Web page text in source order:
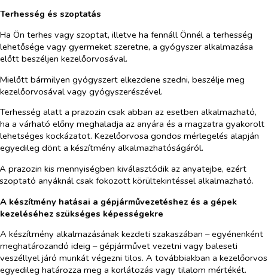
Terhesség és szoptatás
Ha Ön terhes vagy szoptat, illetve ha fennáll Önnél a terhesség
lehetősége vagy gyermeket szeretne, a gyógyszer alkalmazása
előtt beszéljen kezelőorvosával.
Mielőtt bármilyen gyógyszert elkezdene szedni, beszélje meg
kezelőorvosával vagy gyógyszerészével.
Terhesség alatt a prazozin csak abban az esetben alkalmazható,
ha a várható előny meghaladja az anyára és a magzatra gyakorolt
lehetséges kockázatot. Kezelőorvosa gondos mérlegelés alapján
egyedileg dönt a készítmény alkalmazhatóságáról.
prazozin kis mennyiségben kiválasztódik az anyatejbe, ezért
anyáknál csak fokozott körültekintéssel alkalmazható.
A készítmény hatásai a gépjárművezetéshez és a gépek
kezeléséhez szükséges képességekre
A készítmény alkalmazásának kezdeti szakaszában – egyénenként
meghatározandó ideig – gépjárművet vezetni vagy baleseti
veszéllyel járó munkát végezni tilos. A továbbiakban a kezelőorvos
egyedileg határozza meg a korlátozás vagy tilalom mértékét.